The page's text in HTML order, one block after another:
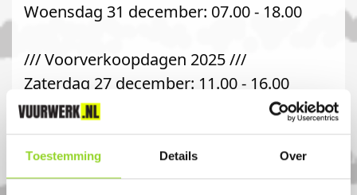
Toestemming Details Over
Woensdag 31 december: 07.00 - 18.00
/// Voorverkoopdagen 2025 ///
Zaterdag 27 december: 11.00 - 16.00
Komt u uit Almere